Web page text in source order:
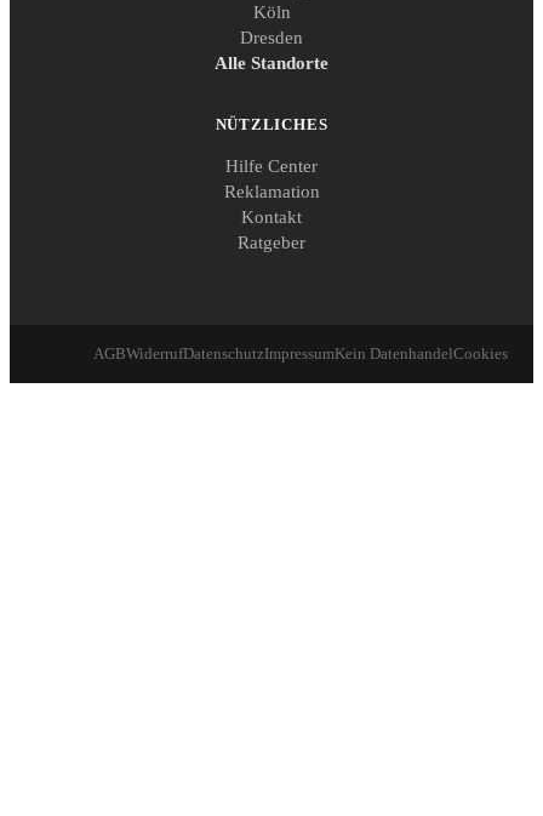
Köln
Dresden
Alle Standorte
NÜTZLICHES
Hilfe Center
Reklamation
Kontakt
Ratgeber
AGBWiderrufDatenschutzImpressumKein DatenhandelCookies